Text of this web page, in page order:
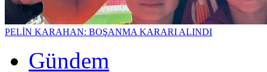
PELİN KARAHAN: BOŞANMA KARARI ALINDI
Gündem